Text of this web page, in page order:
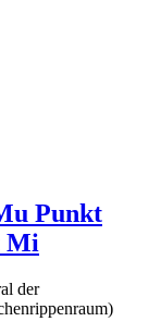
Punkt
Mi
der